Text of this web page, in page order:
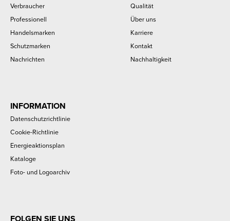
Verbraucher
Professionell
Handelsmarken
Schutzmarken
Nachrichten
Qualität
Über uns
Karriere
Kontakt
Nachhaltigkeit
INFORMATION
Datenschutzrichtlinie
Cookie-Richtlinie
Energieaktionsplan
Kataloge
Foto- und Logoarchiv
FOLGEN SIE UNS